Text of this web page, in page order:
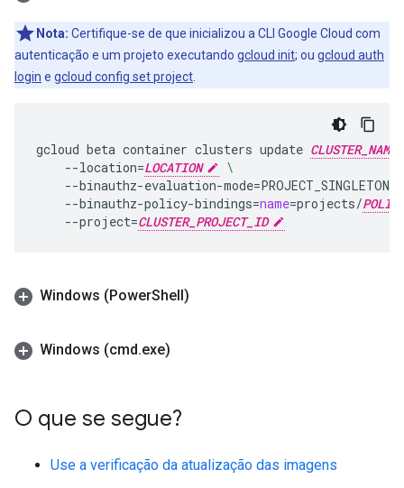
Nota: Certifique-se de que inicializou a CLI Google Cloud com
autenticação e um projeto executando gcloud init; ou gcloud auth
login e gcloud config set project
gcloud beta container clusters update CLUSTER_NAME
--location=LOCATION
\
--binauthz-evaluation-mode=
--binauthz-policy-bindings=name=projects/
--project=CLUSTER_PROJECT_ID
Windows (PowerShell)
Windows (cmd.exe)
O que se segue?
Use a verificação da atualização das imagens